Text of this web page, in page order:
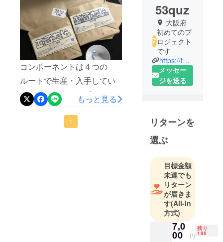
コンポーネントは４つの
ルートで生産・入手してい
ます。そのうちのギミック
（ピラミッド）と説明書類
が本日納品されました！
もっと見る
1
53quz
大阪府
初めてのプ
ロジェクト
です
https://twitter.com/53quz31game
メッセー
ジを送る
リターンを
選ぶ
目標金額
未達でも
リターン
が届きま
す(All-in
方式)
7,0
00 円
残り
186